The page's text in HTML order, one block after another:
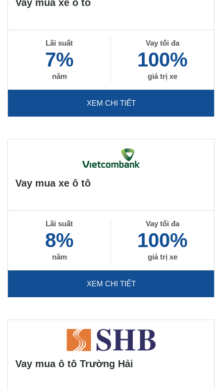
Vay mua xe ô tô
Lãi suất
7%
năm
Vay tối đa
100%
giá trị xe
XEM CHI TIẾT
Vay mua xe ô tô
Lãi suất
8%
năm
Vay tối đa
100%
giá trị xe
XEM CHI TIẾT
Vay mua ô tô Trường Hải